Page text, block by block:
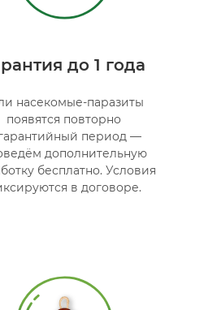
до 1 года
насекомые-паразиты
появятся повторно
период —
дополнительную
бесплатно. Условия
в договоре.